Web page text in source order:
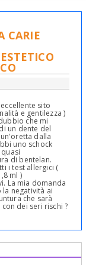
CARIE
sito
e gentilezza )
che mi
un dente del
dalla
uno schock
di bentelan.
i test allergici (
ml )
La mia domanda
negatività ai
che sarà
dei seri rischi ?